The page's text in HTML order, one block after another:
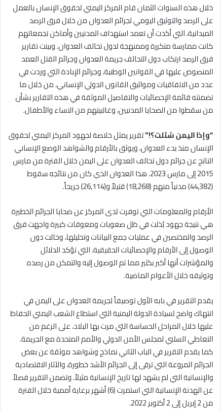
خلال هذه السنوات الثمان قام المركز اليمني لحقوق الإنسان بالعمل
على الرصد والتوثيق اليومي لجرائم العدوان من خلال فرق الرصد
الميدانية، التي أكدت أن تعمد استهداف المدنيين وأماكن تجمعاتهم
كانت ممارسة متكررة وممنهجة لدول تحالف العدوان. وبينت تقارير
فرق الرصد ارتكاب دول التحالف جريمة العدوان وجرائم القتل العمد
المنصوص عليها في القوانين الوطنية، وجرائم الإبادة التي وردت في
عدد من الاتفاقيات ومواثيق القانون الدولي الإنساني، من خلال ما
تضمنته قائمة الإحصائيات والتفاصيل الموثقة في هذه التقارير بشأن
من سقطوا من الضحايا المدنيين، وغالبيتهم من النساء والأطفال.
“وإذا اليمن سُئلت؟!”تقرير يمثل خلاصة لجهود المركز اليمني لحقوق
الإنسان منذ بدء العدوان، ويوثق بالأرقام والشواهد الوضع الإنساني
الناتج عن جرائم دول تحالف العدوان على اليمن خلال الفترة من مارس
2015 إلى مارس 2023. هذا العدوان الذي كان من نتائجه سقوط
(44,382) مدنياً منهم (18,268) قتيلاً و(26,114) جريحاً.
الأرقام والمعلومات التي توفرت لدى المركز عن ضحايا الجرائم الخطيرة
هي نتيجة جهود بُذلت في ظل صعوبات ومعوقات كبيرة واجهت فرق
الرصد والمختصين في عمليات جمع البيانات وتحليلها، وحالت دون
الوصول إلى الأرقام والإحصائيات الحقيقية، التي تؤكد الدلائل
والمؤشرات أنها أكبر بكثير مما تم الوصول إليه والتمكن من رصده
وتوثيقه خلال الأعوام الماضية.
يقدم التقرير في بابه الأول توصيفاً لجريمة العدوان على اليمن في
انتهاك واضح لسيادة الدولة اليمنية التي استطاع الشعب اليمني الحفاظ
عليها خلال المراحل الحساسة التي مرت بها البلاد، على الرغم من
التعاطي السلبي لمجلس الأمن الدولي والأمم المتحدة مع الجريمة.
كما يقدم التقرير في الباب الثاني نماذج وشواهد موثقة عن بعض
الجرائم المروعة التي ترقى إلى الجرائم الأشد خطورة، والآثار الاقتصادية
والإنسانية التي لم يشهد لها تاريخ الإنسانية مثيلاً. وتضمن التقرير فصلاً
عن الهدنة الإنسانية التي استمرت (6) أشهر برعاية أممية خلال الفترة
من 2 إبريل إلى 2 أكتوبر 2022.